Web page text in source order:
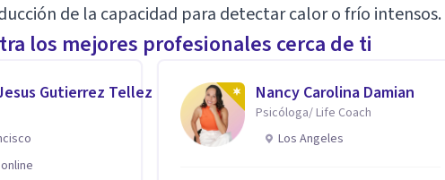
de la capacidad para detectar calor o frío intensos.
los mejores profesionales cerca de ti
Gutierrez Tellez Nancy Carolina Damian
Psicóloga/ Life Coach
Los Angeles